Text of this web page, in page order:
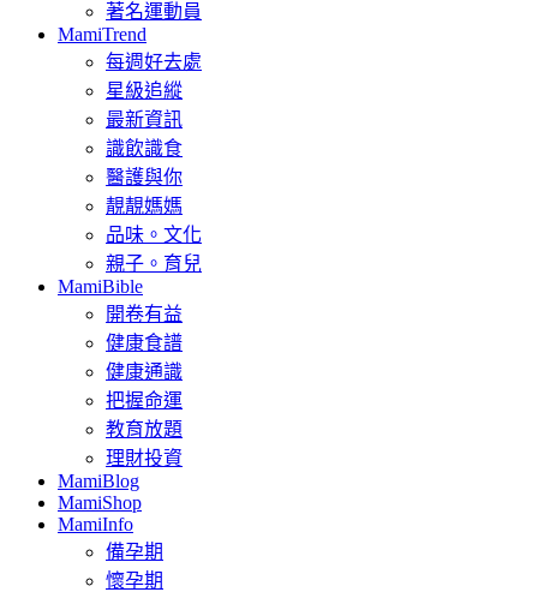
著名運動員
MamiTrend
每週好去處
星級追縱
最新資訊
識飲識食
醫護與你
靚靚媽媽
品味。文化
親子。育兒
MamiBible
開卷有益
健康食譜
健康通識
把握命運
教育放題
理財投資
MamiBlog
MamiShop
MamiInfo
備孕期
懷孕期